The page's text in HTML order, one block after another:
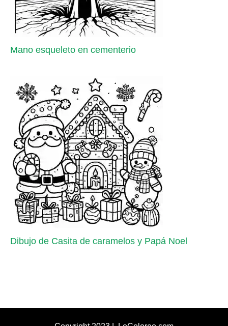
Mano esqueleto en cementerio
Dibujo de Casita de caramelos y Papá Noel